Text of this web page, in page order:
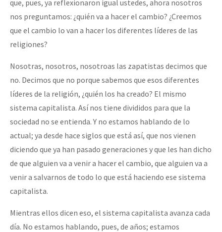
que, pues, ya reflexionaron igual ustedes, ahora nosotros
nos preguntamos: ¿quién va a hacer el cambio? ¿Creemos
que el cambio lo van a hacer los diferentes líderes de las
religiones?
Nosotras, nosotros, nosotroas las zapatistas decimos que
no. Decimos que no porque sabemos que esos diferentes
líderes de la religión, ¿quién los ha creado? El mismo
sistema capitalista. Así nos tiene divididos para que la
sociedad no se entienda. Y no estamos hablando de lo
actual; ya desde hace siglos que está así, que nos vienen
diciendo que ya han pasado generaciones y que les han dicho
de que alguien va a venir a hacer el cambio, que alguien va a
venir a salvarnos de todo lo que está haciendo ese sistema
capitalista.
Mientras ellos dicen eso, el sistema capitalista avanza cada
día. No estamos hablando, pues, de años; estamos